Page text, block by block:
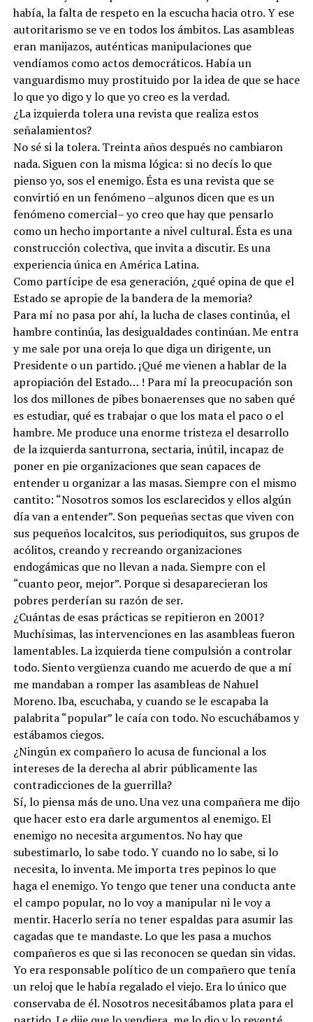
había, la falta de respeto en la escucha hacia otro. Y ese
autoritarismo se ve en todos los ámbitos. Las asambleas
eran manijazos, auténticas manipulaciones que
vendíamos como actos democráticos. Había un
vanguardismo muy prostituido por la idea de que se hace
lo que yo digo y lo que yo creo es la verdad.
¿La izquierda tolera una revista que realiza estos
señalamientos?
No sé si la tolera. Treinta años después no cambiaron
nada. Siguen con la misma lógica: si no decís lo que
pienso yo, sos el enemigo. Ésta es una revista que se
convirtió en un fenómeno –algunos dicen que es un
fenómeno comercial– yo creo que hay que pensarlo
como un hecho importante a nivel cultural. Ésta es una
construcción colectiva, que invita a discutir. Es una
experiencia única en América Latina.
Como partícipe de esa generación, ¿qué opina de que el
Estado se apropie de la bandera de la memoria?
Para mí no pasa por ahí, la lucha de clases continúa, el
hambre continúa, las desigualdades continúan. Me entra
y me sale por una oreja lo que diga un dirigente, un
Presidente o un partido. ¡Qué me vienen a hablar de la
apropiación del Estado… ! Para mí la preocupación son
los dos millones de pibes bonaerenses que no saben qué
es estudiar, qué es trabajar o que los mata el paco o el
hambre. Me produce una enorme tristeza el desarrollo
de la izquierda santurrona, sectaria, inútil, incapaz de
poner en pie organizaciones que sean capaces de
entender u organizar a las masas. Siempre con el mismo
cantito: “Nosotros somos los esclarecidos y ellos algún
día van a entender”. Son pequeñas sectas que viven con
sus pequeños localcitos, sus periodiquitos, sus grupos de
acólitos, creando y recreando organizaciones
endogámicas que no llevan a nada. Siempre con el
“cuanto peor, mejor”. Porque si desaparecieran los
pobres perderían su razón de ser.
¿Cuántas de esas prácticas se repitieron en 2001?
Muchísimas, las intervenciones en las asambleas fueron
lamentables. La izquierda tiene compulsión a controlar
todo. Siento vergüenza cuando me acuerdo de que a mí
me mandaban a romper las asambleas de Nahuel
Moreno. Iba, escuchaba, y cuando se le escapaba la
palabrita “popular” le caía con todo. No escuchábamos y
estábamos ciegos.
¿Ningún ex compañero lo acusa de funcional a los
intereses de la derecha al abrir públicamente las
contradicciones de la guerrilla?
Sí, lo piensa más de uno. Una vez una compañera me dijo
que hacer esto era darle argumentos al enemigo. El
enemigo no necesita argumentos. No hay que
subestimarlo, lo sabe todo. Y cuando no lo sabe, si lo
necesita, lo inventa. Me importa tres pepinos lo que
haga el enemigo. Yo tengo que tener una conducta ante
el campo popular, no lo voy a manipular ni le voy a
mentir. Hacerlo sería no tener espaldas para asumir las
cagadas que te mandaste. Lo que les pasa a muchos
compañeros es que si las reconocen se quedan sin vidas.
Yo era responsable político de un compañero que tenía
un reloj que le había regalado el viejo. Era lo único que
conservaba de él. Nosotros necesitábamos plata para el